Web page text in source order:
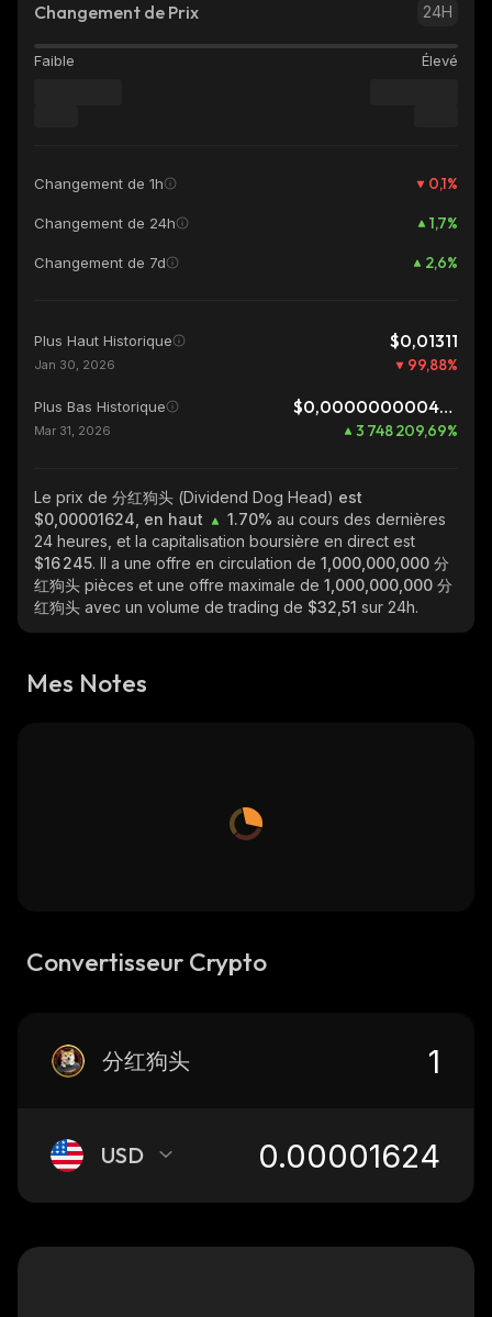
Changement de Prix 24H
Faible Élevé
Changement de 1h 0,1%
Changement de 24h 1,7%
Changement de 7d 2,6%
Plus Haut Historique $0,01311
Jan 30, 2026 99,88%
Plus Bas Historique $0,0000000004334
Mar 31, 2026 3 748 209,69%
Le prix de 分红狗头 (Dividend Dog Head) est
$0,00001624, en haut
1.70% au cours des dernières
24 heures, et la capitalisation boursière en direct est
$16 245. Il a une offre en circulation de 1,000,000,000 分
红狗头 pièces et une offre maximale de 1,000,000,000 分
红狗头 avec un volume de trading de $32,51 sur 24h.
Mes Notes
Convertisseur Crypto
分红狗头
USD